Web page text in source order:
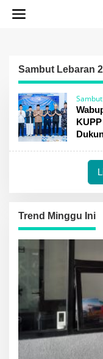
Sambut Lebaran
Trend Minggu Ini